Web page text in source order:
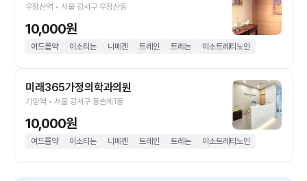
우장산역 • 서울 강서구 우장산동
10,000원
여드름약 이소티논 니메겐 트레인 트레논 이소트레티노인
미래365가정의학과의원
가양역 • 서울 강서구 등촌제1동
10,000원
여드름약 이소티논 니메겐 트레인 트레논 이소트레티노인